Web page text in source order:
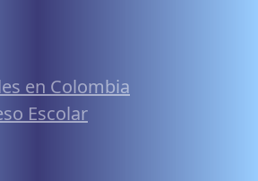
en Colombia
Escolar